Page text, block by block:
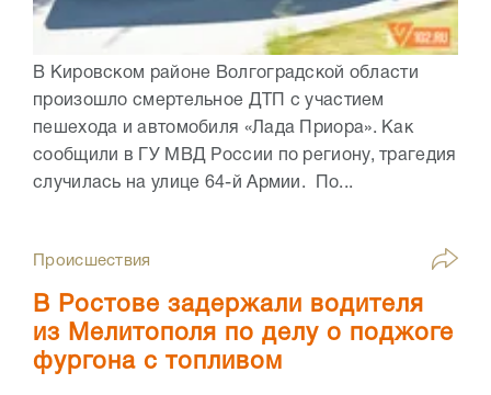
В Кировском районе Волгоградской области
произошло смертельное ДТП с участием
пешехода и автомобиля «Лада Приора». Как
сообщили в ГУ МВД России по региону, трагедия
случилась на улице 64-й Армии. По...
Происшествия
В Ростове задержали водителя
из Мелитополя по делу о поджоге
фургона с топливом